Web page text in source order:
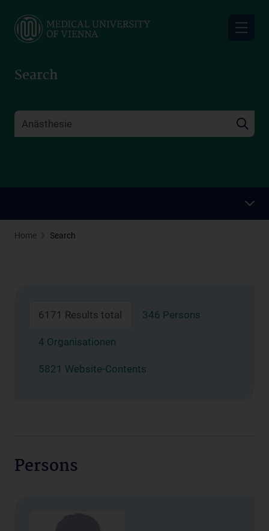
main
Search
Home Search
6171 Results total 346 Persons
4 Organisationen
5821 Website-Contents
Persons